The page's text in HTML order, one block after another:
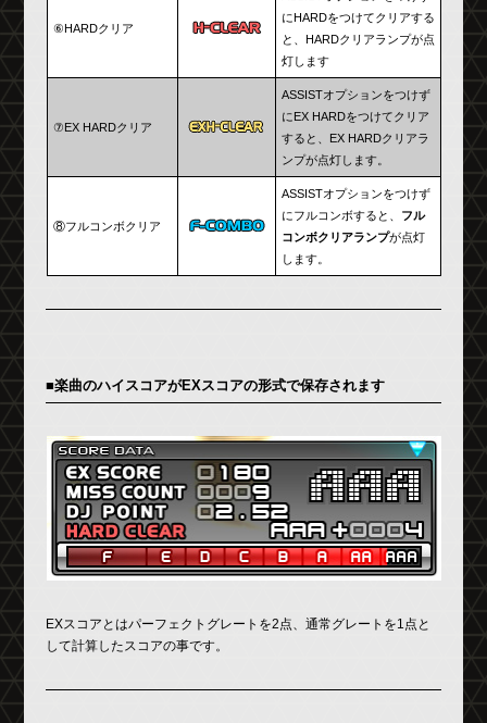
⑥HARDクリア
にHARDをつけてクリアする
と、HARDクリアランプが点
灯します
⑦EX HARDクリア
ASSISTオプションをつけず
にEX HARDをつけてクリア
すると、EX HARDクリアラ
ンプが点灯します。
⑧フルコンボクリア
ASSISTオプションをつけず
にフルコンボすると、
フル
コンボクリアランプが点灯
します。
■楽曲のハイスコアがEXスコアの形式で保存されます
EXスコアとはパーフェクトグレートを2点、通常グレートを1点と
して計算したスコアの事です。